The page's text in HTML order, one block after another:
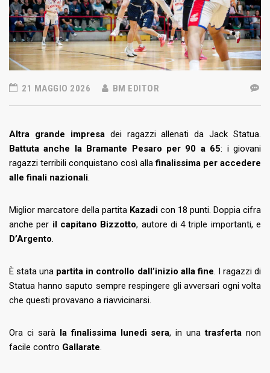
21 MAGGIO 2026 BM EDITOR
Altra grande impresadei ragazzi allenati da Jack Statua.
Battuta anche la Bramante Pesaro per 90 a 65: i giovani
ragazzi terribili conquistano così allafinalissima per accedere
alle finali nazionali.
Miglior marcatore della partita Kazadi con 18 punti. Doppia cifra
anche per il capitano Bizzotto, autore di 4 triple importanti, e
D’Argento.
È stata una partita in controllo dall’inizio alla fine. I ragazzi di
Statua hanno saputo sempre respingere gli avversari ogni volta
che questi provavano a riavvicinarsi.
Ora ci sarà la finalissima lunedì sera, in unatrasferta non
facile contro Gallarate.